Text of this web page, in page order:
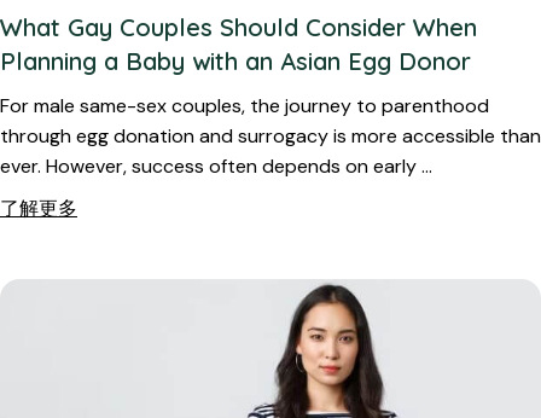
What Gay Couples Should Consider When
Planning a Baby with an Asian Egg Donor
For male same-sex couples, the journey to parenthood
through egg donation and surrogacy is more accessible than
ever. However, success often depends on early …
了解更多